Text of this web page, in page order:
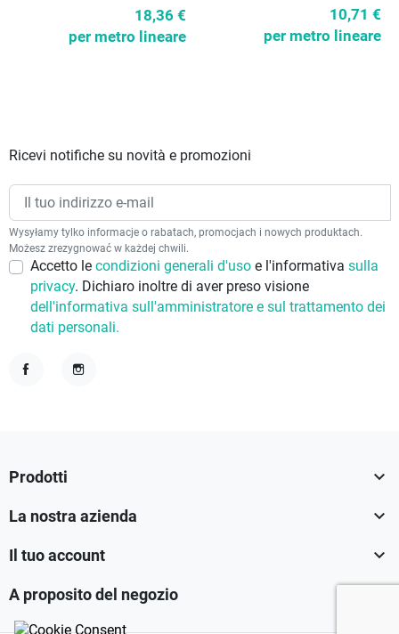
18,36 €
per metro lineare
10,71 €
per metro lineare
Ricevi notifiche su novità e promozioni
Wysyłamy tylko informacje o rabatach, promocjach i nowych produktach.
Możesz zrezygnować w każdej chwili.
Accetto le condizioni generali d'uso e l'informativa sulla
privacy. Dichiaro inoltre di aver preso visione
dell'informativa sull'amministratore e sul trattamento dei
dati personali.
Prodotti 
La nostra azienda 
Il tuo account 
A proposito del negozio